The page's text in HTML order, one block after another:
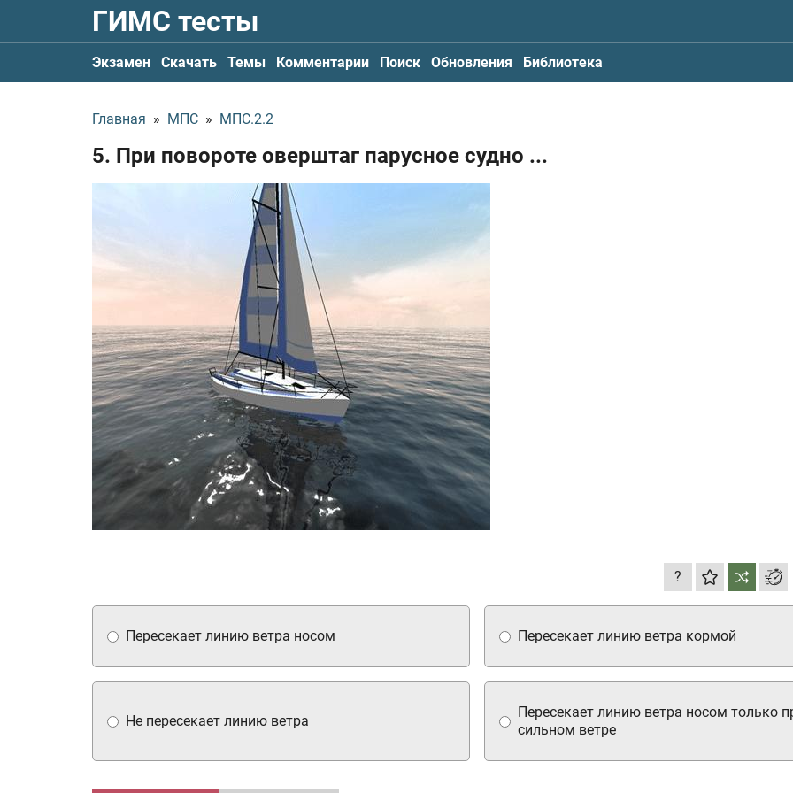
ГИМС тесты
Экзамен Скачать Темы Комментарии Поиск Обновления Библиотека
Главная » МПС » МПС.2.2
5. При повороте оверштаг парусное судно ...
?
Пересекает линию ветра кормой
Пересекает линию ветра носом
Не пересекает линию ветра
Пересекает линию ветра носом только
сильном ветре